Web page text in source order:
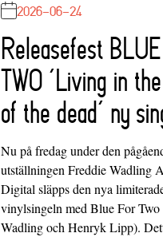
2026-06-24
Releasefest
TWO ‘Living in
of the dead’ ny
Nu på fredag under den
utställningen Freddie Wadling
Digital släpps den nya
vinylsingeln med Blue For Two
Wadling och Henryk Lipp).